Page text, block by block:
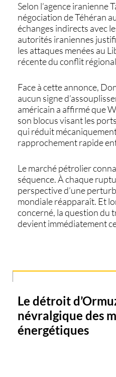
Selon l’agence iranienne
négociation de Téhéran
échanges indirects avec
autorités iraniennes
les attaques menées au
récente du conflit
Face à cette annonce,
aucun signe
américain a affirmé que
son blocus visant les
qui réduit
rapprochement rapide
Le marché pétrolier
séquence. À chaque
perspective d’une
mondiale réapparaît. Et
concerné, la question du
devient immédiatement
Le détroit
névralgique des
énergétiques